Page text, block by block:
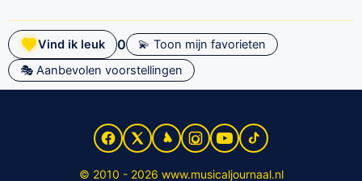
Vind ik leuk 0
💫 Toon mijn favorieten
🎭 Aanbevolen voorstellingen
© 2010 - 2026 www.musicaljournaal.nl